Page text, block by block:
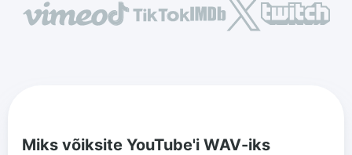
Miks võiksite YouTube'i WAV-iks